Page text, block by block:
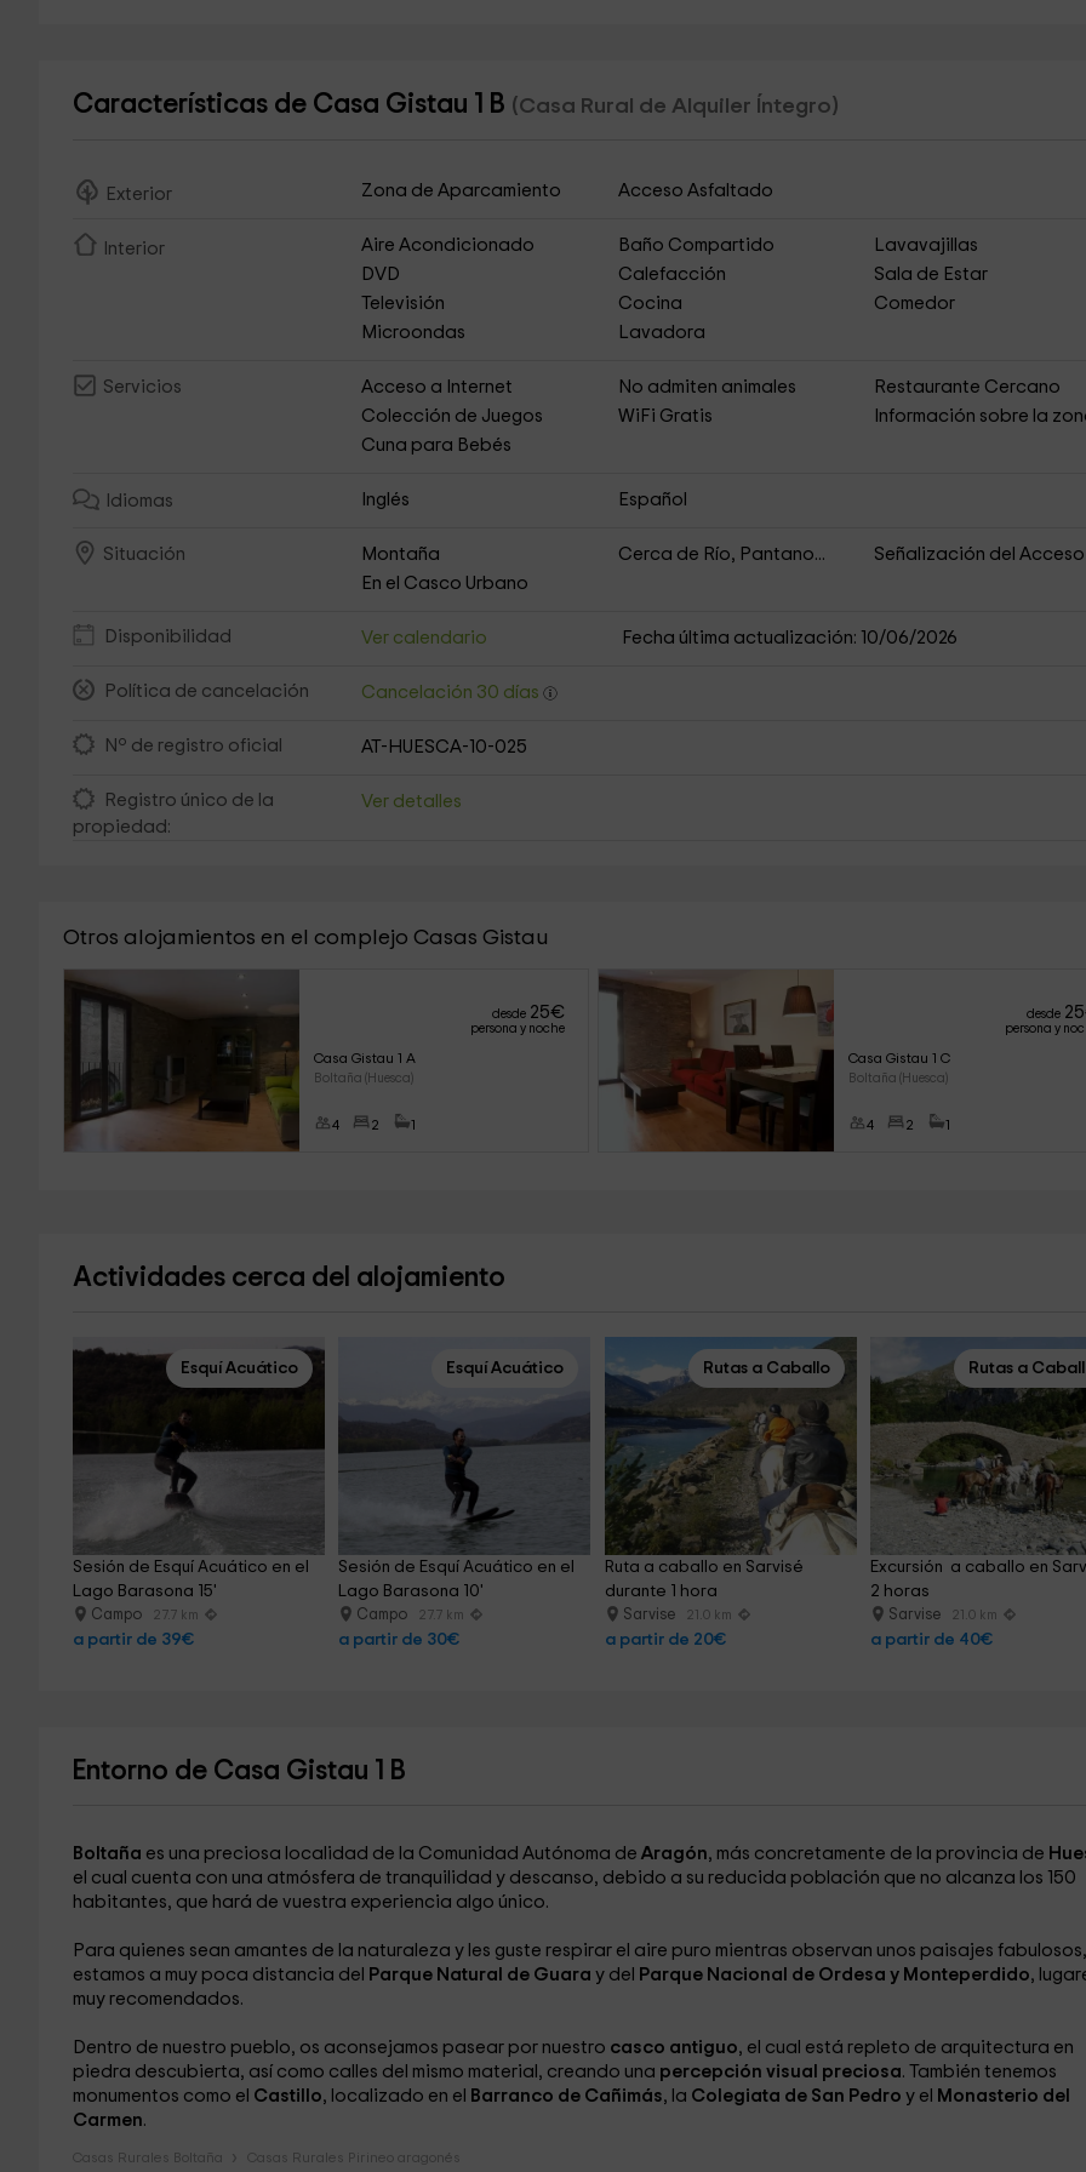
Características de Casa Gistau 1 B (Casa Rural de Alquiler Íntegro)
Exterior Zona de Aparcamiento Acceso Asfaltado
Interior Aire Acondicionado Baño Compartido
Lavavajillas
DVD
Calefacción
Sala de Estar
Televisión
Cocina
Comedor
Microondas
Lavadora
Servicios Acceso a Internet No admiten animales
Restaurante Cercano
Colección de Juegos
WiFi Gratis
Información sobre la
Cuna para Bebés
Idiomas Inglés Español
Situación Montaña Cerca de Río, Pantano...
Señalización del Acceso
En el Casco Urbano
Disponibilidad Ver calendario Fecha última actualización: 10/06/2026
Política de cancelación Cancelación 30 días
Nº de registro oficial AT-HUESCA-10-025
Registro único de la
propiedad:
Ver detalles
Otros alojamientos en el complejo Casas Gistau
desde 25€
persona y noche
Casa Gistau 1 A
Boltaña (Huesca)
4 2 1
desde 25
persona y
Casa Gistau 1 C
Boltaña (Huesca)
4 2 1
Actividades cerca del alojamiento
Esquí Acuático
Sesión de Esquí Acuático en el
Lago Barasona 15'
Campo 27.7 km
a partir de 39€
Esquí Acuático
Sesión de Esquí Acuático en el
Lago Barasona 10'
Campo 27.7 km
a partir de 30€
Rutas a Caballo
Ruta a caballo en Sarvisé
durante 1 hora
Sarvise 21.0 km
a partir de 20€
Rutas a
Excursión  a caballo en
2 horas
Sarvise 21.0 km
a partir de 40€
Entorno de Casa Gistau 1 B
Boltaña es una preciosa localidad de la Comunidad Autónoma de Aragón, más concretamente de la provincia de
el cual cuenta con una atmósfera de tranquilidad y descanso, debido a su reducida población que no alcanza los 150
habitantes, que hará de vuestra experiencia algo único.
Para quienes sean amantes de la naturaleza y les guste respirar el aire puro mientras observan unos paisajes fabulosos,
estamos a muy poca distancia del
Parque Natural de Guara y del Parque Nacional de Ordesa y Monteperdido,
muy recomendados.
Dentro de nuestro pueblo, os aconsejamos pasear por nuestro casco antiguo, el cual está repleto de arquitectura en
piedra descubierta, así como calles del mismo material, creando una percepción visual preciosa. También tenemos
monumentos como el Castillo, localizado en el Barranco de Cañimás, la Colegiata de San Pedro y el
Monasterio del
Carmen.
Casas Rurales Boltaña Casas Rurales Pirineo aragonés